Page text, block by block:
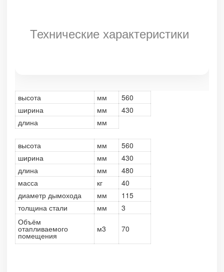
Технические характеристики
высота мм
560
ширина
мм
430
длина
мм
высота мм
560
ширина
мм
430
длина
мм
480
масса
кг
40
диаметр дымохода
мм
115
толщина стали
мм
3
Объём
отапливаемого
помещения
м3 70